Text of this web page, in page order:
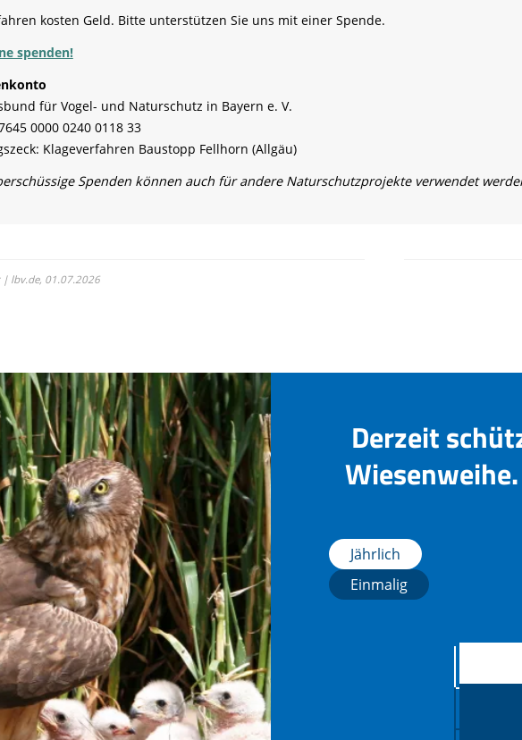
kosten Geld. Bitte unterstützen Sie uns mit einer Spende.
spenden!
für Vogel- und Naturschutz in Bayern e. V.
0000 0240 0118 33
Klageverfahren Baustopp Fellhorn (Allgäu)
Spenden können auch für andere Naturschutzprojekte verwendet
| lbv.de, 01.07.2026
Derzeit
Jährlich
Einmalig